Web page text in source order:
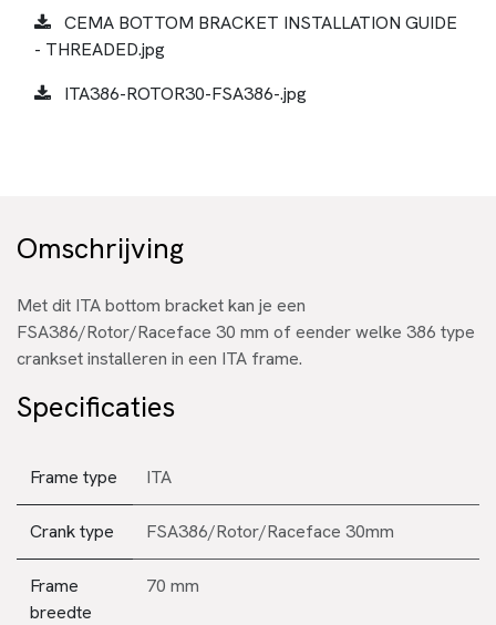
CEMA BOTTOM BRACKET INSTALLATION GUIDE
- THREADED.jpg
ITA386-ROTOR30-FSA386-.jpg
Omschrijving
Met dit ITA bottom bracket kan je een
FSA386/Rotor/Raceface 30 mm of eender welke 386 type
crankset installeren in een ITA frame.
Specificaties
Frame type ITA
Crank type FSA386/Rotor/Raceface 30mm
Frame
breedte
70 mm